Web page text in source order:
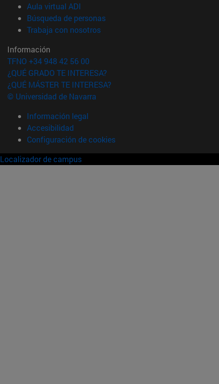
Aula virtual ADI
Búsqueda de personas(abre en nueva ventana)
Trabaja con nosotros(abre en nueva ventana)
Información
TFNO +34 948 42 56 00
¿QUÉ GRADO TE INTERESA?
¿QUÉ MÁSTER TE INTERESA?
© Universidad de Navarra
Información legal
Accesibilidad
Configuración de cookies
Localizador de campus